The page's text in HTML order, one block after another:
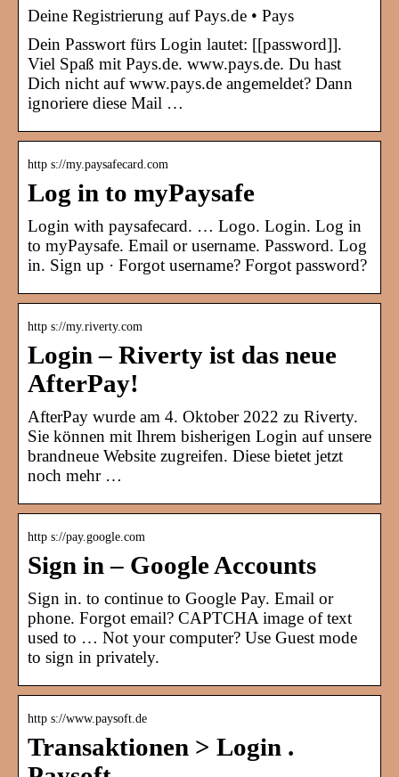
Deine Registrierung auf Pays.de • Pays
Dein Passwort fürs Login lautet: [[password]].
Viel Spaß mit Pays.de. www.pays.de. Du hast
Dich nicht auf www.pays.de angemeldet? Dann
ignoriere diese Mail …
http s://my.paysafecard.com
Log in to myPaysafe
Login with paysafecard. … Logo. Login. Log in
to myPaysafe. Email or username. Password. Log
in. Sign up · Forgot username? Forgot password?
http s://my.riverty.com
Login – Riverty ist das neue
AfterPay!
AfterPay wurde am 4. Oktober 2022 zu Riverty.
Sie können mit Ihrem bisherigen Login auf unsere
brandneue Website zugreifen. Diese bietet jetzt
noch mehr …
http s://pay.google.com
Sign in – Google Accounts
Sign in. to continue to Google Pay. Email or
phone. Forgot email? CAPTCHA image of text
used to … Not your computer? Use Guest mode
to sign in privately.
http s://www.paysoft.de
Transaktionen > Login .